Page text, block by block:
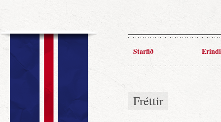
Starfið Erindi
Fréttir